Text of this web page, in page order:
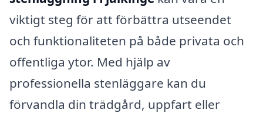
viktigt steg för att förbättra utseendet
och funktionaliteten på både privata och
offentliga ytor. Med hjälp av
professionella stenläggare kan du
förvandla din trädgård, uppfart eller